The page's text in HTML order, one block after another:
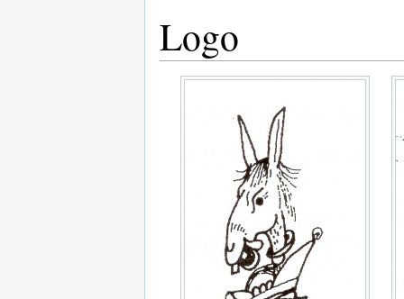
Logo